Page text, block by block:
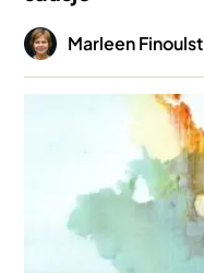
Afbeelding
Marleen Finoulst